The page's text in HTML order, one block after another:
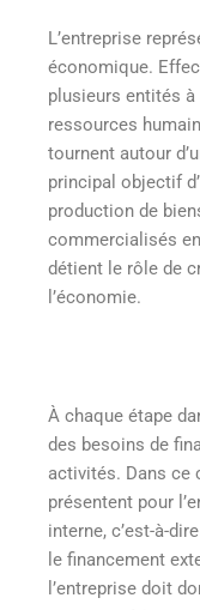
L’entreprise
économique.
plusieurs entités
ressources
tournent autour
principal objectif
production de
commercialisés
détient le rôle de
l’économie.
À chaque étape
des besoins de
activités. Dans ce
présentent pour
interne, c’est-à-
le financement
l’entreprise doit